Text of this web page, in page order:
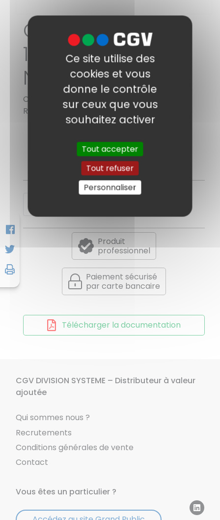
Onduleur
1000VA/530W
NITRAM
Code sage : 7774414
Référence : ELITE_VALUE_1000E-GP
Produit
professionnel
Paiement sécurisé
par carte bancaire
Télécharger la documentation
CGV DIVISION SYSTEME – Distributeur à valeur
ajoutée
Qui sommes nous ?
Recrutements
Conditions générales de vente
Contact
Vous êtes un particulier ?
Ce site utilise des
cookies et vous
donne le contrôle
sur ceux que vous
souhaitez activer
Tout accepter
Tout refuser
Personnaliser